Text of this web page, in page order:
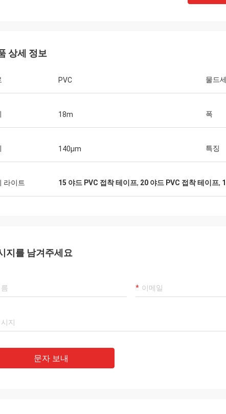
상세 정보
PVC 물드
18m 폭
140μm 특징
라이트 15 야드 PVC 접착 테이프, 20 야드 PVC 접착 테이프,
지를 남겨주세요
문자 보내